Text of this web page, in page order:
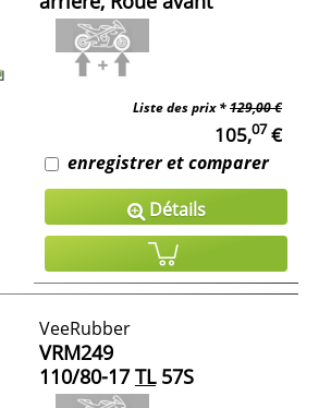
Liste des prix *129,00 €
105,07 €
enregistrer et comparer
Détails
VeeRubber
VRM249
110/80-17 TL57S